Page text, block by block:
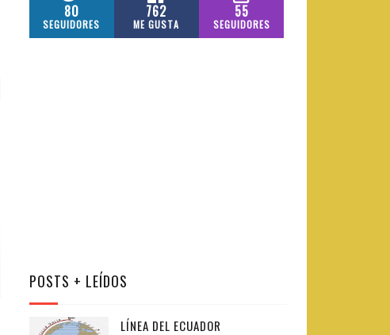
80
SEGUIDORES
762
ME GUSTA
55
SEGUIDORES
POSTS + LEÍDOS
LÍNEA DEL ECUADOR